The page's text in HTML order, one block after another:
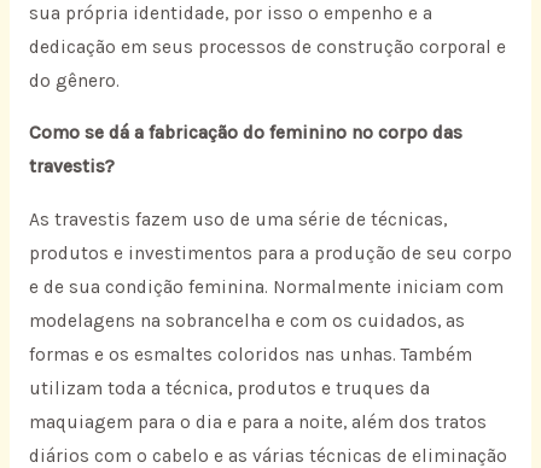
sua própria identidade, por isso o empenho e a
dedicação em seus processos de construção corporal e
do gênero.
Como se dá a fabricação do feminino no corpo das
travestis?
As travestis fazem uso de uma série de técnicas,
produtos e investimentos para a produção de seu corpo
e de sua condição feminina. Normalmente iniciam com
modelagens na sobrancelha e com os cuidados, as
formas e os esmaltes coloridos nas unhas. Também
utilizam toda a técnica, produtos e truques da
maquiagem para o dia e para a noite, além dos tratos
diários com o cabelo e as várias técnicas de eliminação